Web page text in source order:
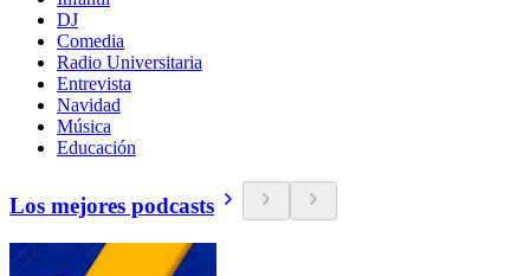
DJ
Comedia
Radio Universitaria
Entrevista
Navidad
Música
Educación
Los mejores podcasts